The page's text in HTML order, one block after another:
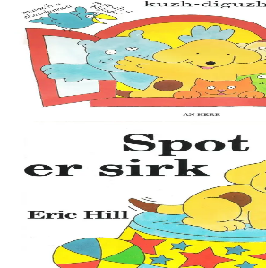
Le grand livre de Spot
Des couleurs, nombres, formes, mots
une belle histoire. Faites découvrir à vos
avec Spot et ses...
Spot au cirque
Le petit chien Spot est mondialement connu,
auxquelles participent les enfants en
Cette collection, qui existe...